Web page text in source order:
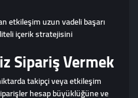
etkileşim uzun vadeli başarı
içerik stratejisini
Sipariş Vermek
takipçi veya etkileşim
hesap büyüklüğüne ve